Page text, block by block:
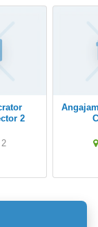
2
Angajam Casier Lucrator